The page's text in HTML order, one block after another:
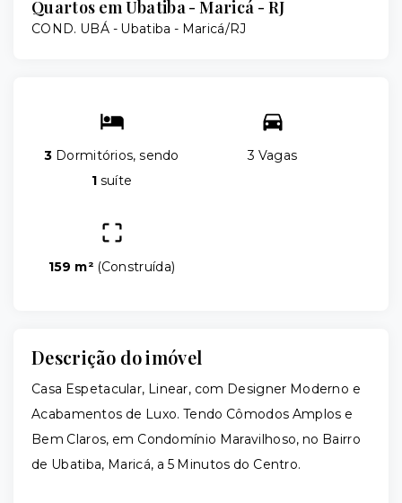
Quartos em Ubatiba - Maricá - RJ
COND. UBÁ - Ubatiba - Maricá/RJ
3 Dormitórios, sendo
1 suíte
3 Vagas
159 m² (Construída)
Descrição do imóvel
Casa Espetacular, Linear, com Designer Moderno e
Acabamentos de Luxo. Tendo Cômodos Amplos e
Bem Claros, em Condomínio Maravilhoso, no Bairro
de Ubatiba, Maricá, a 5 Minutos do Centro.